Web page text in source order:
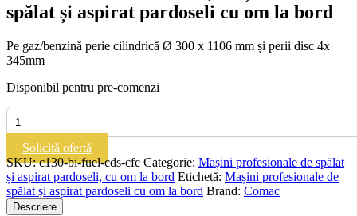
spălat și aspirat pardoseli cu om la bord
Pe gaz/benzină perie cilindrică Ø 300 x 1106 mm și perii disc 4x
345mm
Disponibil pentru pre-comenzi
Cantitate
COMAC
C130
BIFUEL
|
Mașină
de
Solicită ofertă
SKU:c130-bi-fuel-cds-cfc Categorie: Mașini profesionale de spălat
și aspirat pardoseli, cu om la bord Etichetă: Mașini profesionale de
spălat și aspirat pardoseli cu om la bord Brand: Comac
Descriere